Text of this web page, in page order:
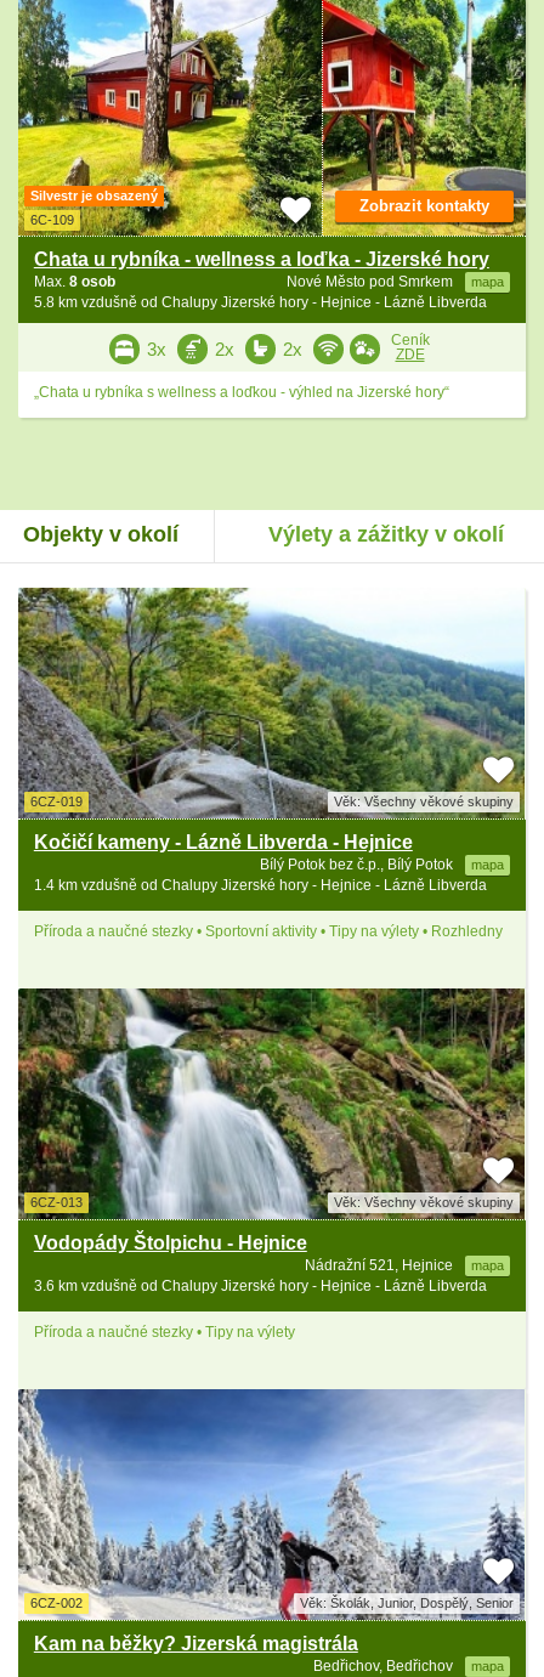
Silvestr je obsazený
6C-109
Chata u rybníka - wellness a loďka - Jizerské hory
Nové Město pod Smrkem mapa
Max. 8 osob
5.8 km vzdušně od Chalupy Jizerské hory - Hejnice - Lázně Libverda
Zobrazit kontakty
3x 2x 2x
Ceník
ZDE
„Chata u rybníka s wellness a loďkou - výhled na Jizerské hory“
Objekty v okolí Výlety a zážitky v okolí
6CZ-019 Věk: Všechny věkové skupiny
Kočičí kameny - Lázně Libverda - Hejnice
Bílý Potok bez č.p., Bílý Potok mapa
1.4 km vzdušně od Chalupy Jizerské hory - Hejnice - Lázně Libverda
Příroda a naučné stezky • Sportovní aktivity • Tipy na výlety • Rozhledny
6CZ-013 Věk: Všechny věkové skupiny
Vodopády Štolpichu - Hejnice
Nádražní 521, Hejnice mapa
3.6 km vzdušně od Chalupy Jizerské hory - Hejnice - Lázně Libverda
Příroda a naučné stezky • Tipy na výlety
6CZ-002 Věk: Školák, Junior, Dospělý, Senior
Kam na běžky? Jizerská magistrála
Bedřichov, Bedřichov mapa